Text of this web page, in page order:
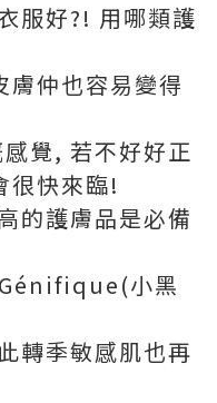
服好?! 用哪類護
仲也容易變得
覺, 若不好好正
很快來臨!
的護膚品是必備
小黑
轉季敏感肌也再